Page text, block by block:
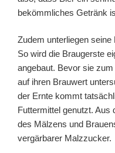
bekömmliches Getränk
Zudem unterliegen
So wird die Braugerste
angebaut. Bevor sie
auf ihren Brauwert
der Ernte kommt
Futtermittel genutzt. Aus
des Mälzens und
vergärbarer Malzzucker.